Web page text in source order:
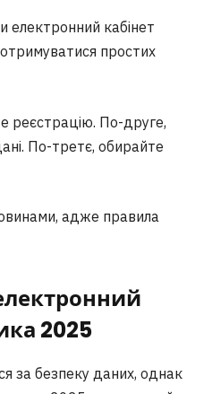
електронний кабінет
простих
реєстрацію. По-друге,
По-третє, обирайте
адже правила
2025
за безпеку даних, однак